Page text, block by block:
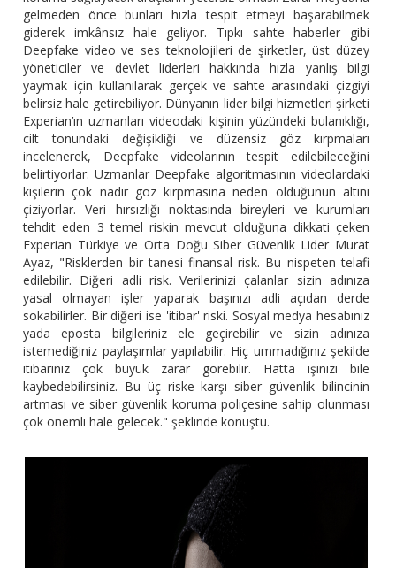
gelmeden önce bunları hızla tespit etmeyi başarabilmek
giderek imkânsız hale geliyor. Tıpkı sahte haberler gibi
Deepfake video ve ses teknolojileri de şirketler, üst düzey
yöneticiler ve devlet liderleri hakkında hızla yanlış bilgi
yaymak için kullanılarak gerçek ve sahte arasındaki çizgiyi
belirsiz hale getirebiliyor. Dünyanın lider bilgi hizmetleri şirketi
Experian’ın uzmanları videodaki kişinin yüzündeki bulanıklığı,
cilt tonundaki değişikliği ve düzensiz göz kırpmaları
incelenerek, Deepfake videolarının tespit edilebileceğini
belirtiyorlar. Uzmanlar Deepfake algoritmasının videolardaki
kişilerin çok nadir göz kırpmasına neden olduğunun altını
çiziyorlar. Veri hırsızlığı noktasında bireyleri ve kurumları
tehdit eden 3 temel riskin mevcut olduğuna dikkati çeken
Experian Türkiye ve Orta Doğu Siber Güvenlik Lider Murat
Ayaz, "Risklerden bir tanesi finansal risk. Bu nispeten telafi
edilebilir. Diğeri adli risk. Verilerinizi çalanlar sizin adınıza
yasal olmayan işler yaparak başınızı adli açıdan derde
sokabilirler. Bir diğeri ise 'itibar' riski. Sosyal medya hesabınız
yada eposta bilgileriniz ele geçirebilir ve sizin adınıza
istemediğiniz paylaşımlar yapılabilir. Hiç ummadığınız şekilde
itibarınız çok büyük zarar görebilir. Hatta işinizi bile
kaybedebilirsiniz. Bu üç riske karşı siber güvenlik bilincinin
artması ve siber güvenlik koruma poliçesine sahip olunması
çok önemli hale gelecek." şeklinde konuştu.